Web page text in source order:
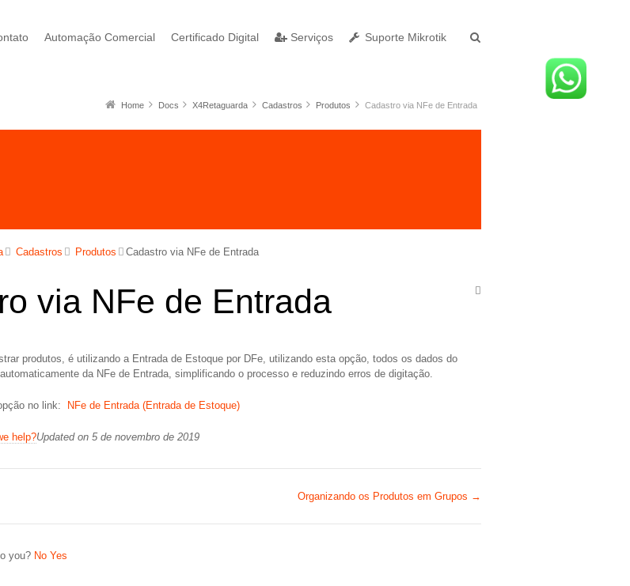
Automação Comercial Certificado Digital Serviços Suporte Mikrotik
Home Docs X4Retaguarda Cadastros Produtos Cadastro via NFe de Entrada
Cadastros Produtos Cadastro via NFe de Entrada
via NFe de Entrada
produtos, é utilizando a Entrada de Estoque por DFe, utilizando esta opção, todos os dados do
da NFe de Entrada, simplificando o processo e reduzindo erros de digitação.
no link: NFe de Entrada (Entrada de Estoque)
help?Updated on 5 de novembro de 2019
Organizando os Produtos em Grupos →
you? No Yes